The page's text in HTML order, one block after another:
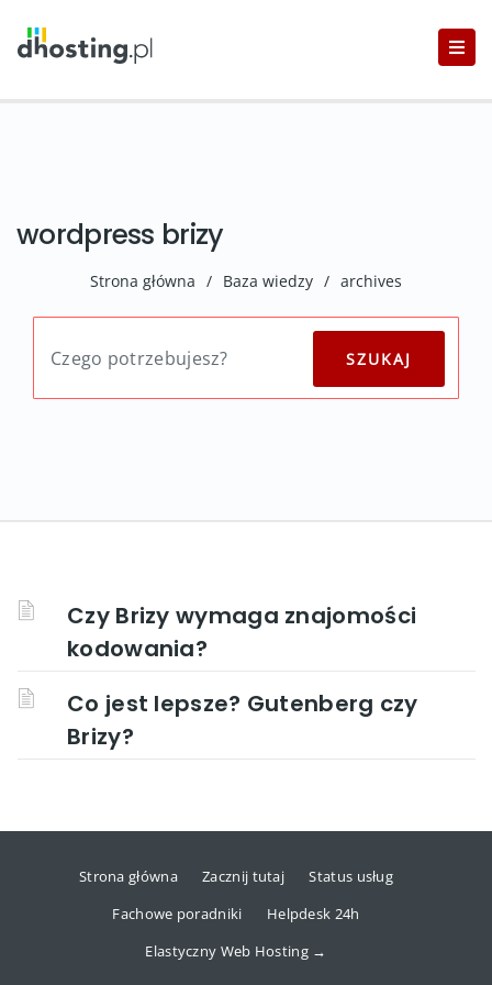
wordpress brizy
Strona główna / Baza wiedzy / archives
Czy Brizy wymaga znajomości
kodowania?
Co jest lepsze? Gutenberg czy
Brizy?
Strona główna Zacznij tutaj
Status usług
Fachowe poradniki
Helpdesk 24h
Elastyczny Web Hosting →